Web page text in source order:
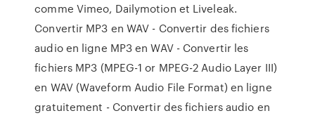
comme Vimeo, Dailymotion et Liveleak.
Convertir MP3 en WAV - Convertir des fichiers
audio en ligne MP3 en WAV - Convertir les
fichiers MP3 (MPEG-1 or MPEG-2 Audio Layer III)
en WAV (Waveform Audio File Format) en ligne
gratuitement - Convertir des fichiers audio en